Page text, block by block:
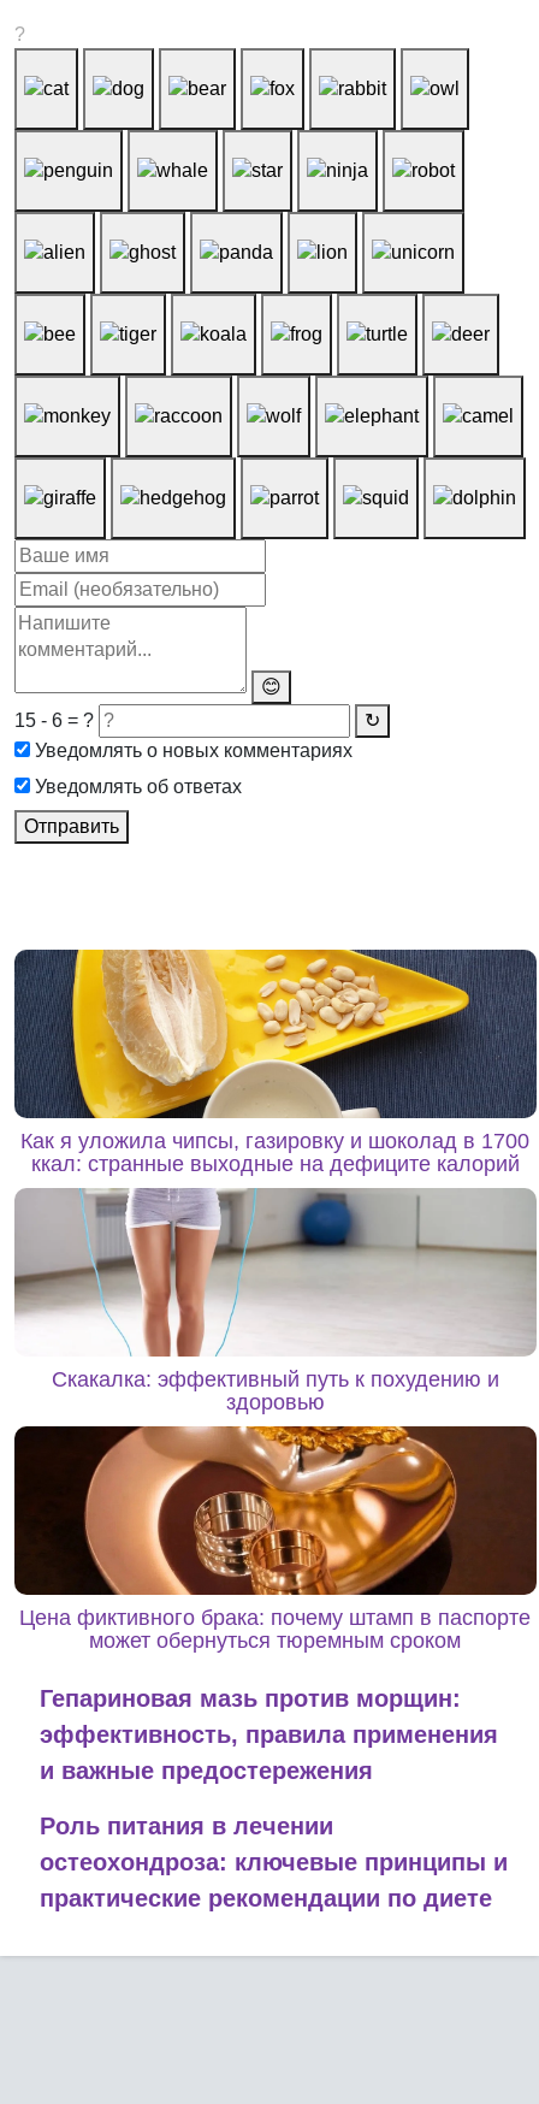
?
😊
15 - 6 = ?
↻
Уведомлять о новых комментариях
Уведомлять об ответах
Отправить
Как я уложила чипсы, газировку и шоколад в 1700
ккал: странные выходные на дефиците калорий
Скакалка: эффективный путь к похудению и
здоровью
Цена фиктивного брака: почему штамп в паспорте
может обернуться тюремным сроком
Гепариновая мазь против морщин:
эффективность, правила применения
и важные предостережения
Роль питания в лечении
остеохондроза: ключевые принципы и
практические рекомендации по диете